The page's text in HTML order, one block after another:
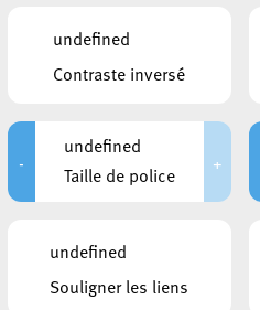
CE QUI
undefined
Contraste inversé
-
undefined
Taille de police
+
undefined
Souligner les liens